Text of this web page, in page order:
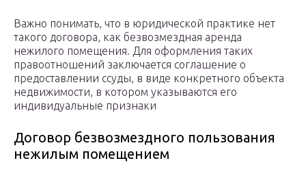
Важно понимать, что в юридической практике нет
такого договора, как безвозмездная аренда
нежилого помещения. Для оформления таких
правоотношений заключается соглашение о
предоставлении ссуды, в виде конкретного объекта
недвижимости, в котором указываются его
индивидуальные признаки
Договор безвозмездного пользования
нежилым помещением